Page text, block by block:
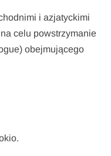
i azjatyckimi
celu powstrzymanie
obejmującego